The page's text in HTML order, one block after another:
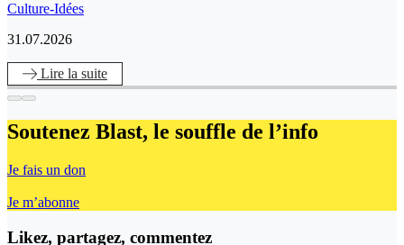
Culture-Idées
31.07.2026
Lire la suite
Soutenez Blast, le souffle de l’info
Je fais un don
Je m’abonne
Likez, partagez, commentez